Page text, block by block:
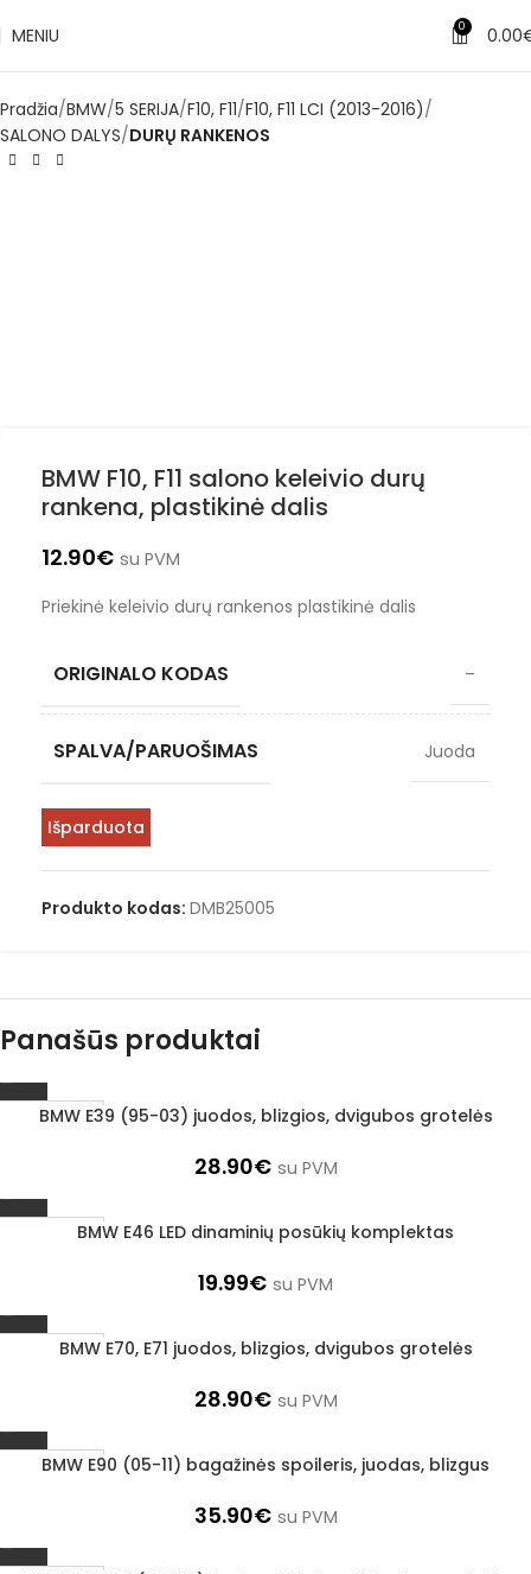
MENIU 0 0.00
Pradžia BMW 5 SERIJA F10, F11 F10, F11 LCI (2013-2016)
SALONO DALYS DURŲ RANKENOS
BMW F10, F11 salono keleivio durų
rankena, plastikinė dalis
12.90€ su PVM
Priekinė keleivio durų rankenos plastikinė dalis
ORIGINALO KODAS –
SPALVA/PARUOŠIMAS Juoda
Išparduota
Produkto kodas: DMB25005
Panašūs produktai
1–3 D. D.
BMW E39 (95-03) juodos, blizgios, dvigubos grotelės
28.90€ su PVM
1–3 D. D.BMW E46 LED dinaminių posūkių komplektas
19.99€ su PVM
1–3 D. D.
BMW E70, E71 juodos, blizgios, dvigubos grotelės
28.90€ su PVM
1–3 D. D.
BMW E90 (05-11) bagažinės spoileris, juodas, blizgus
35.90€ su PVM